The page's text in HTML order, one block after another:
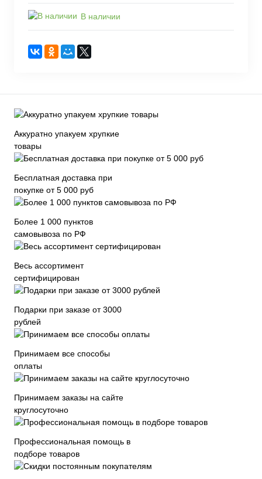
В наличии
Аккуратно упакуем хрупкие
товары
Бесплатная доставка при
покупке от 5 000 руб
Более 1 000 пунктов
самовывоза по РФ
Весь ассортимент
сертифицирован
Подарки при заказе от 3000
рублей
Принимаем все способы
оплаты
Принимаем заказы на сайте
круглосуточно
Профессиональная помощь в
подборе товаров